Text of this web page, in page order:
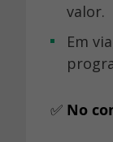
valor.
Em viagens, não deixe sinais de ausência: peça a alguém para recolher correspondências e
✅ No